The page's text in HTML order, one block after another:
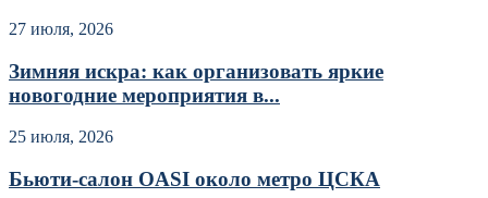
27 июля, 2026
Зимняя искра: как организовать яркие
новогодние мероприятия в...
25 июля, 2026
Бьюти-салон OASI около метро ЦСКА